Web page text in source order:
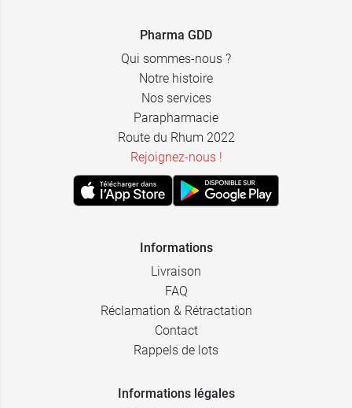
Pharma GDD
Qui sommes-nous ?
Notre histoire
Nos services
Parapharmacie
Route du Rhum 2022
Rejoignez-nous !
Informations
Livraison
FAQ
Réclamation & Rétractation
Contact
Rappels de lots
Informations légales